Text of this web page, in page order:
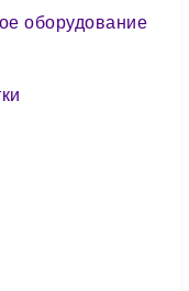
оборудование